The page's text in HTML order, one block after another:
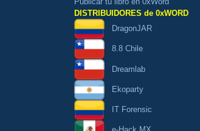
DISTRIBUIDORES de 0xWORD
DragonJAR
8.8 Chile
Dreamlab
Ekoparty
IT Forensic